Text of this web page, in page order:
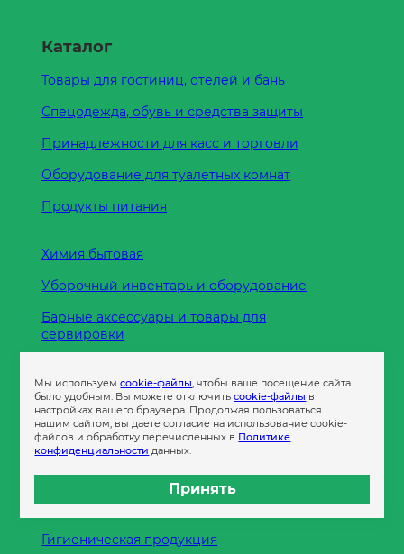
Каталог
Товары для гостиниц, отелей и бань
Спецодежда, обувь и средства защиты
Принадлежности для касс и торговли
Оборудование для туалетных комнат
Продукты питания
Химия бытовая
Уборочный инвентарь и оборудование
Барные аксессуары и товары для
сервировки
Пленка
Пакеты и сумки
Контейнеры
Бумага офисная
Гигиеническая продукция
Мы используемcookie-файлы, чтобы ваше посещение сайта
было удобным. Вы можете отключитьcookie-файлы в
настройках вашего браузера. Продолжая пользоваться
нашим сайтом, вы даете согласие на использование cookie-
файлов и обработку перечисленных в Политике
конфиденциальности данных.
Принять